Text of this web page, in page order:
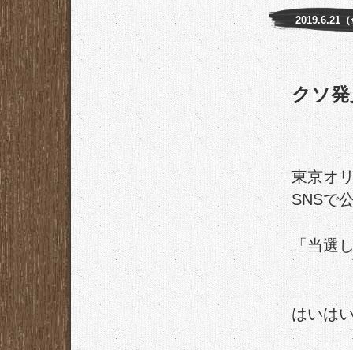
2019.6.21（
クソ
東京オ
SNSで
「当選
はいは